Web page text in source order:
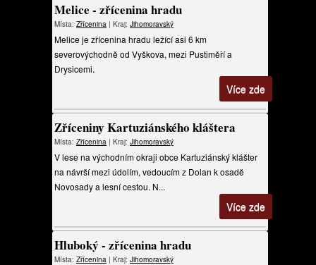
Melice - zřícenina hradu
Místa: Zřícenina | Kraj: Jihomoravský
Melice je zřícenina hradu ležící asi 6 km
severovýchodně od Vyškova, mezi Pustiměří a
Drysicemi.
Více zde
Zříceniny Kartuziánského kláštera
Místa: Zřícenina | Kraj: Jihomoravský
V lese na východním okraji obce Kartuziánský klášter
na návrší mezi údolím, vedoucím z Dolan k osadě
Novosady a lesní cestou. N...
Více zde
Hluboký - zřícenina hradu
Místa: Zřícenina | Kraj: Jihomoravský